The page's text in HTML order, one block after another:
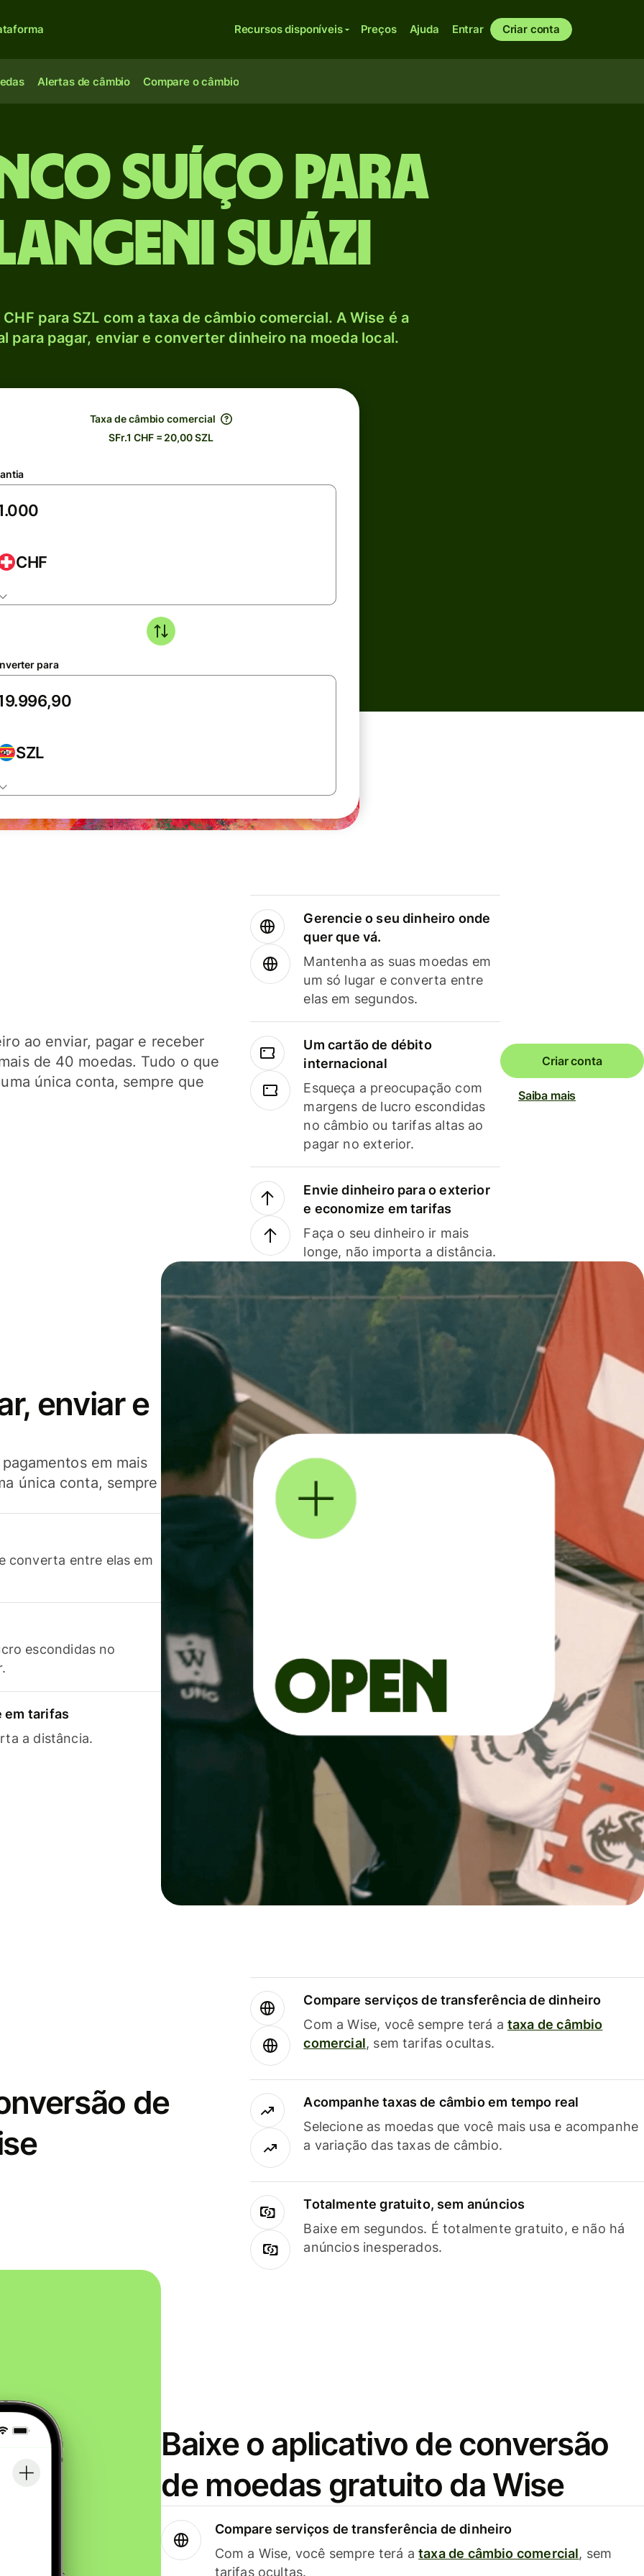
Recursos disponíveis Preços Ajuda Entrar Criar conta
Alertas de câmbio Compare o câmbio
suíço para
suázi
para SZL com a taxa de câmbio comercial. A Wise é a
para pagar, enviar e converter dinheiro na moeda local.
Taxa de câmbio comercial
SFr.1 CHF = 20,00 SZL
CHF
para
SZL
ao enviar, pagar e receber
de 40 moedas. Tudo o que
única conta, sempre que
Gerencie o seu dinheiro onde
quer que vá.
Mantenha as suas moedas em
um só lugar e converta entre
elas em segundos.
Um cartão de débito
internacional
Esqueça a preocupação com
margens de lucro escondidas
no câmbio ou tarifas altas ao
pagar no exterior.
Envie dinheiro para o exterior
e economize em tarifas
Faça o seu dinheiro ir mais
longe, não importa a distância.
Criar conta
Saiba mais
enviar e
em mais
única conta, sempre
converta entre elas em
escondidas no
em tarifas
a distância.
de
Compare serviços de transferência de dinheiro
Com a Wise, você sempre terá a taxa de câmbio
comercial, sem tarifas ocultas.
Acompanhe taxas de câmbio em tempo real
Selecione as moedas que você mais usa e acompanhe
a variação das taxas de câmbio.
Totalmente gratuito, sem anúncios
Baixe em segundos. É totalmente gratuito, e não há
anúncios inesperados.
Baixe o aplicativo de conversão
de moedas gratuito da Wise
Compare serviços de transferência de dinheiro
Com a Wise, você sempre terá ataxa de câmbio comercial, sem
tarifas ocultas.